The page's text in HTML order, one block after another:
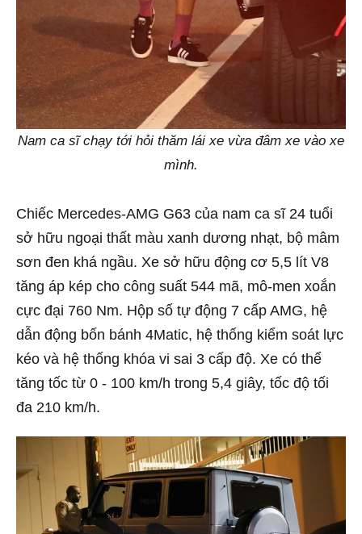
Nam ca sĩ chạy tới hỏi thăm lái xe vừa đâm xe vào xe
mình.
Chiếc Mercedes-AMG G63 của nam ca sĩ 24 tuổi
sở hữu ngoại thất màu xanh dương nhạt, bộ mâm
sơn đen khá ngầu. Xe sở hữu động cơ 5,5 lít V8
tăng áp kép cho công suất 544 mã, mô-men xoắn
cực đại 760 Nm. Hộp số tự động 7 cấp AMG, hệ
dẫn động bốn bánh 4Matic, hệ thống kiểm soát lực
kéo và hệ thống khóa vi sai 3 cấp độ. Xe có thể
tăng tốc từ 0 - 100 km/h trong 5,4 giây, tốc độ tối
đa 210 km/h.